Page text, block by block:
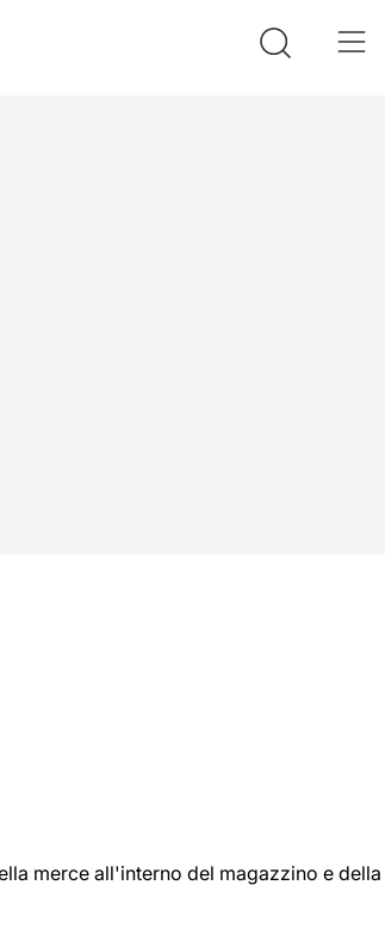
merce all'interno del magazzino e della